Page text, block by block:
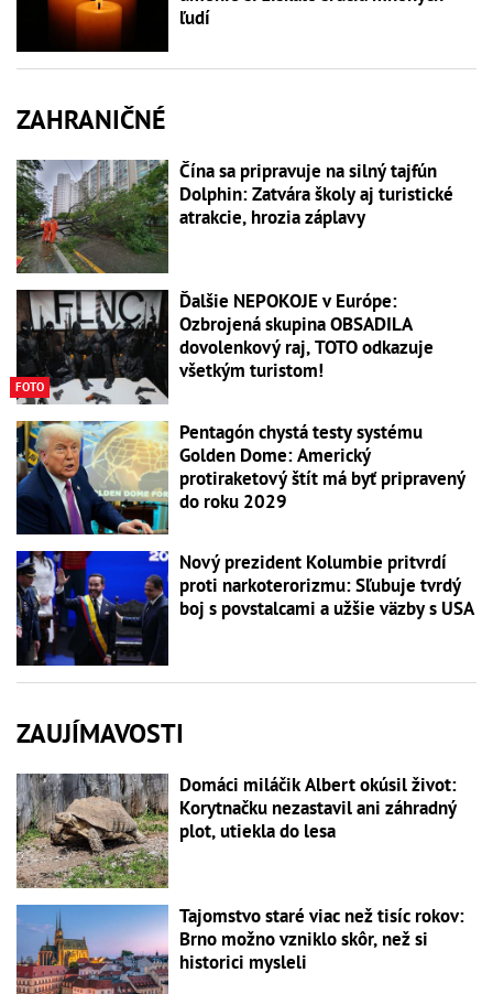
ľudí
ZAHRANIČNÉ
Čína sa pripravuje na silný tajfún
Dolphin: Zatvára školy aj turistické
atrakcie, hrozia záplavy
FOTO
Ďalšie NEPOKOJE v Európe:
Ozbrojená skupina OBSADILA
dovolenkový raj, TOTO odkazuje
všetkým turistom!
Pentagón chystá testy systému
Golden Dome: Americký
protiraketový štít má byť pripravený
do roku 2029
Nový prezident Kolumbie pritvrdí
proti narkoterorizmu: Sľubuje tvrdý
boj s povstalcami a užšie väzby s USA
ZAUJÍMAVOSTI
Domáci miláčik Albert okúsil život:
Korytnačku nezastavil ani záhradný
plot, utiekla do lesa
Tajomstvo staré viac než tisíc rokov:
Brno možno vzniklo skôr, než si
historici mysleli